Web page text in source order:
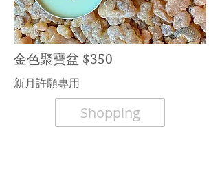
金色聚寶盆 $350
​新月許願專用
Shopping